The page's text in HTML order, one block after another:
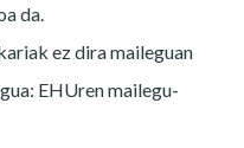
da.
ez dira maileguan
EHUren mailegu-